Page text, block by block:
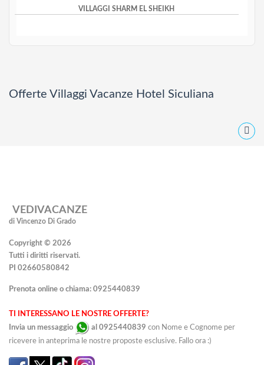
VILLAGGI SHARM EL SHEIKH
Offerte Villaggi Vacanze Hotel Siculiana
VEDIVACANZE
di Vincenzo Di Grado
Copyright © 2026
Tutti i diritti riservati.
PI 02660580842
Prenota online o chiama: 0925440839
TI INTERESSANO LE NOSTRE OFFERTE?
Invia un messaggio
al 0925440839 con Nome e Cognome per
ricevere in anteprima le nostre proposte esclusive. Fallo ora :)